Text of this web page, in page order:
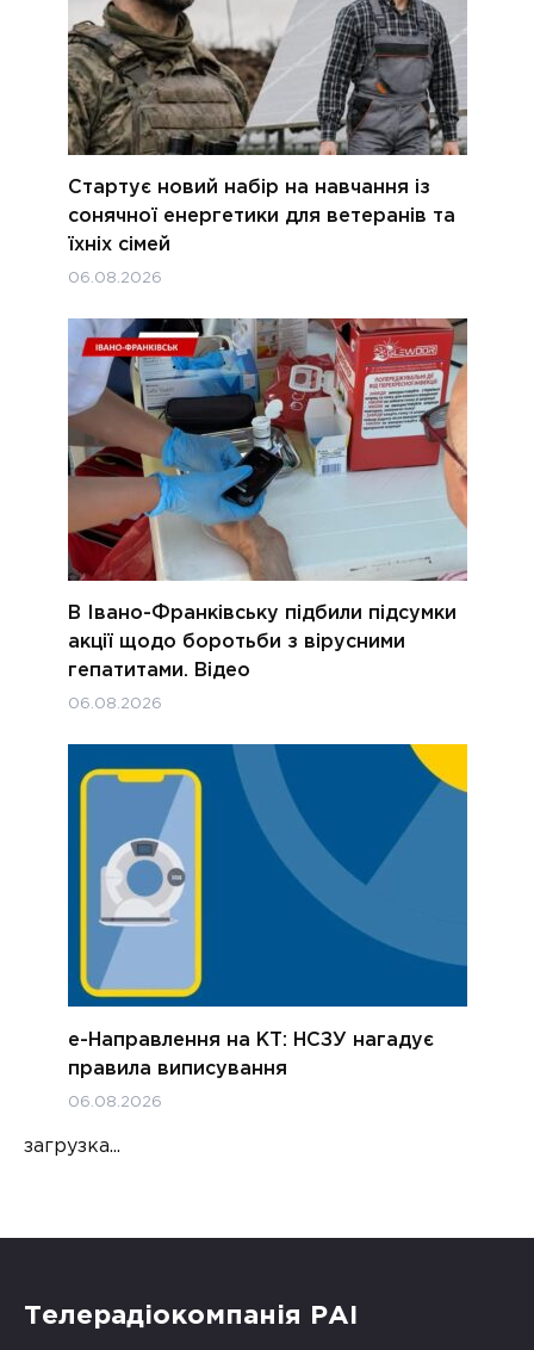
Стартує новий набір на навчання із
сонячної енергетики для ветеранів та
їхніх сімей
06.08.2026
В Івано-Франківську підбили підсумки
акції щодо боротьби з вірусними
гепатитами. Відео
06.08.2026
е-Направлення на КТ: НСЗУ нагадує
правила виписування
06.08.2026
загрузка...
Телерадіокомпанія РАІ